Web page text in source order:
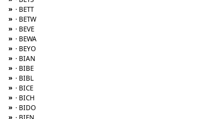
» · BETT
» · BETW
» · BEVE
» · BEWA
» · BEYO
» · BIAN
» · BIBE
» · BIBL
» · BICE
» · BICH
» · BIDO
»